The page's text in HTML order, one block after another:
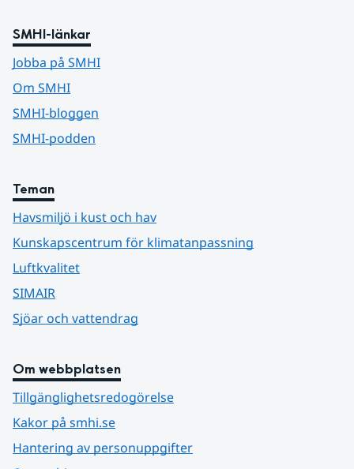
SMHI-länkar
Jobba på SMHI
Om SMHI
SMHI-bloggen
SMHI-podden
Teman
Havsmiljö i kust och hav
Kunskapscentrum för klimatanpassning
Luftkvalitet
SIMAIR
Sjöar och vattendrag
Om webbplatsen
Tillgänglighetsredogörelse
Kakor på smhi.se
Hantering av personuppgifter